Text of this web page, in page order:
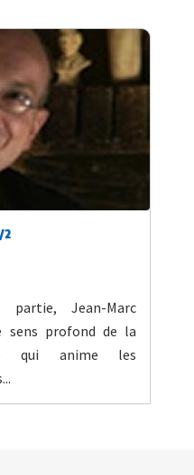
2
partie, Jean-Marc
sens profond de la
qui anime les